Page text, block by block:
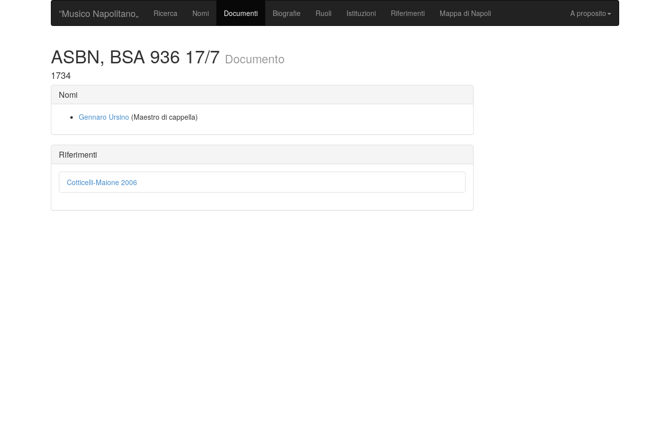
“Musico Napolitano„ Ricerca Nomi Documenti Biografie Ruoli Istituzioni Riferimenti Mappa di Napoli A proposito
ASBN, BSA 936 17/7 Documento
1734
Nomi
Gennaro Ursino (Maestro di cappella)
Riferimenti
Cotticelli-Maione 2006